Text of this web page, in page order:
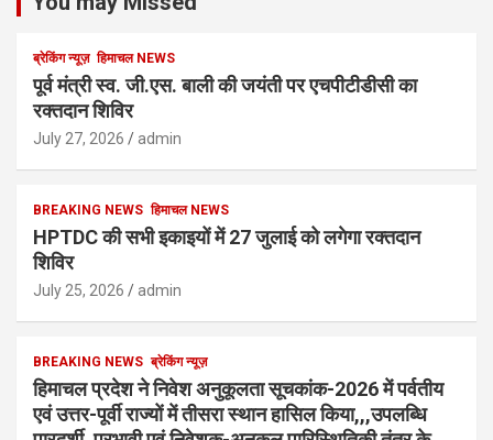
ब्रेकिंग न्यूज़ हिमाचल NEWS
पूर्व मंत्री स्व. जी.एस. बाली की जयंती पर एचपीटीडीसी का
रक्तदान शिविर
July 27, 2026 admin
BREAKING NEWS हिमाचल NEWS
HPTDC की सभी इकाइयों में 27 जुलाई को लगेगा रक्तदान
शिविर
July 25, 2026 admin
BREAKING NEWS ब्रेकिंग न्यूज़
हिमाचल प्रदेश ने निवेश अनुकूलता सूचकांक-2026 में पर्वतीय
एवं उत्तर-पूर्वी राज्यों में तीसरा स्थान हासिल किया,,,उपलब्धि